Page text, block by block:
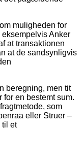
muligheden for
Anker
at transaktionen
at de sandsynligvis
beregning, men tit
for en bestemt sum.
som
eller Struer –
til et